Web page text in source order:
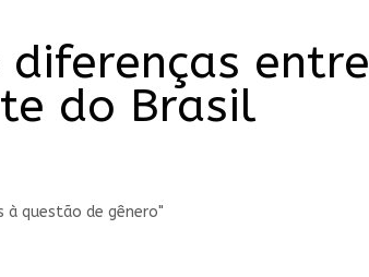
diferenças entre
do Brasil
à questão de gênero"